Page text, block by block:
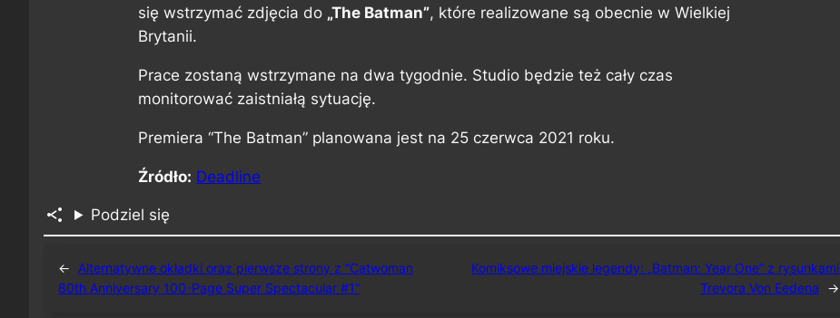
się wstrzymać zdjęcia do „The Batman”, które realizowane są obecnie w Wielkiej
Brytanii.
Prace zostaną wstrzymane na dwa tygodnie. Studio będzie też cały czas
monitorować zaistniałą sytuację.
Premiera “The Batman” planowana jest na 25 czerwca 2021 roku.
Źródło: Deadline
Podziel się
←
Alternatywne okładki oraz pierwsze strony z “Catwoman
80th Anniversary 100-Page Super Spectacular #1”
Komiksowe miejskie legendy: „Batman: Year One” z rysunkami
Trevora Von Eedena
→